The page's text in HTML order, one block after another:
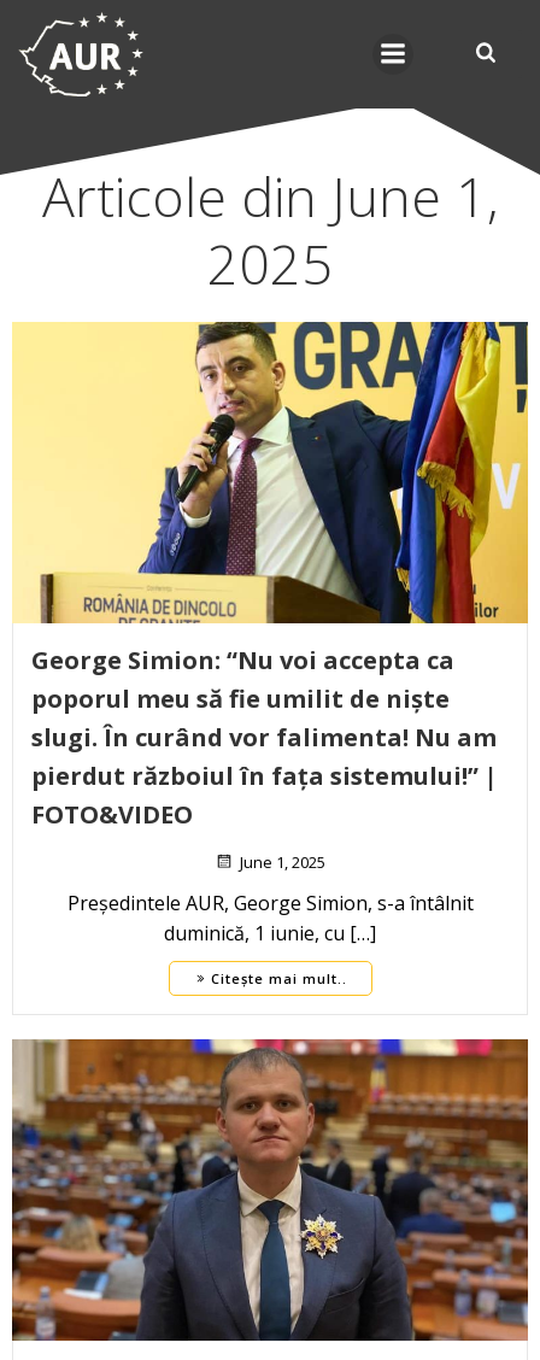
Articole din June 1,
2025
George Simion: “Nu voi accepta ca
poporul meu să fie umilit de niște
slugi. În curând vor falimenta! Nu am
pierdut războiul în fața sistemului!” |
FOTO&VIDEO
June 1, 2025
Președintele AUR, George Simion, s-a întâlnit
duminică, 1 iunie, cu […]
Citește mai mult..